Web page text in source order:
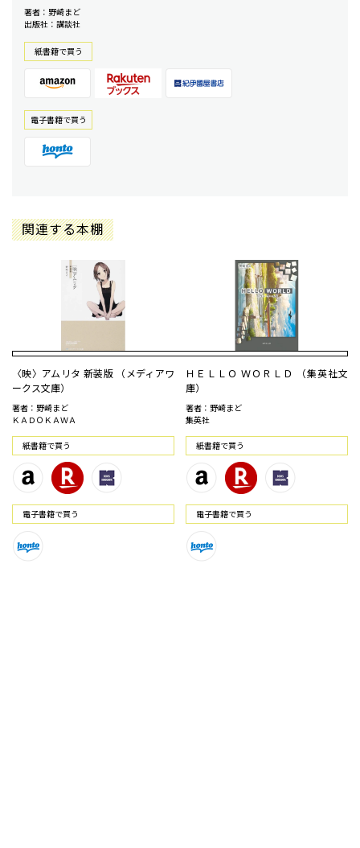
著者：野崎まど
出版社：講談社
紙書籍で買う
電⼦書籍で買う
関連する本棚
〈映〉アムリタ 新装版 （メディアワ
ークス文庫）
著者：野崎まど
ＫＡＤＯＫＡＷＡ
紙書籍で買う
電⼦書籍で買う
ＨＥＬＬＯ ＷＯＲＬＤ （集英社文
庫）
著者：野崎まど
集英社
紙書籍で買う
電⼦書籍で買う